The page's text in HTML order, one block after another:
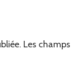
Les champs